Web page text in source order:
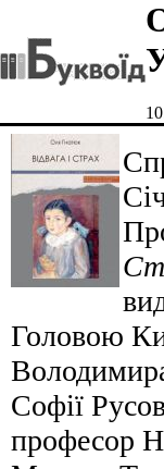
Головою
Софії
професор